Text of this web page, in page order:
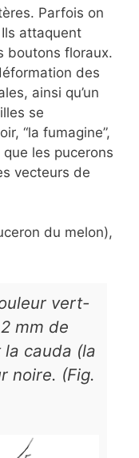
Parfois on
attaquent
boutons floraux.
des
ainsi qu’un
se
“la fumagine”,
les pucerons
vecteurs de
du melon),
vert-
mm de
cauda (la
noire. (Fig.